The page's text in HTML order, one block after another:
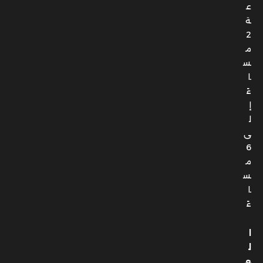
ع
ة
2
م
س
ا
ءً
إ
ل
ى
6
م
س
ا
ءً
ل